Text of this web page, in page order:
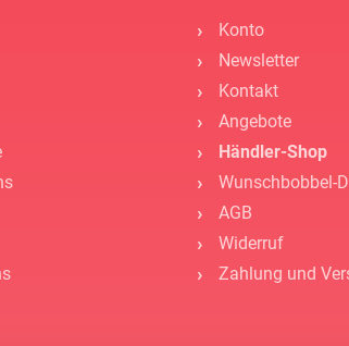
Konto
Newsletter
Kontakt
Angebote
Händler-Shop
Wunschbobbel-
AGB
Widerruf
Zahlung und